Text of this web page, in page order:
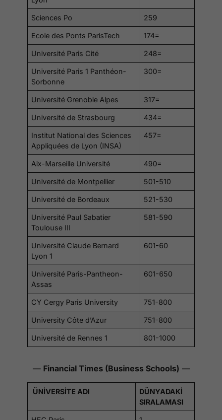
Sciences Po 259
Ecole des Ponts ParisTech 174=
Université Paris Cité 248=
Université Paris 1 Panthéon-
Sorbonne
300=
Université Grenoble Alpes 317=
Université de Strasbourg 434=
Institut National des Sciences
Appliquées de Lyon (INSA)
457=
Aix-Marseille Université 490=
Université de Montpellier 501-510
Université de Bordeaux 521-530
Université Paul Sabatier
Toulouse III
581-590
Université Claude Bernard
Lyon 1
601-60
Université Paris-Pantheon-
Assas
601-650
CY Cergy Paris University 751-800
University Côte d’Azur 751-800
Université de Rennes 1 801-1000
— Financial Times (Business Schools) —
ÜNİVERSİTE ADI
DÜNYADAKİ
SIRALAMASI